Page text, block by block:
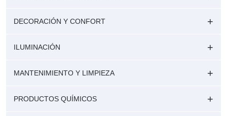
DECORACIÓN Y CONFORT
ILUMINACIÓN
MANTENIMIENTO Y LIMPIEZA
PRODUCTOS QUÍMICOS